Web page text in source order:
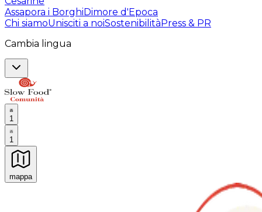
Assapora i BorghiDimore d'Epoca
Chi siamoUnisciti a noiSostenibilitàPress & PR
Cambia lingua
1
1
mappa
Esperienze culinarie indimenticabili: Esperienze